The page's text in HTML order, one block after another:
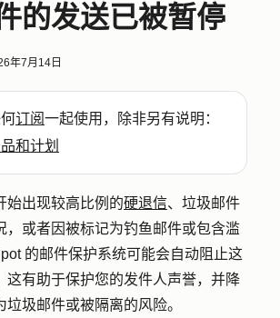
的发送已被暂停
年7月14日
订阅一起使用，除非另有说明：
和计划
始出现较高比例的硬退信、垃圾邮件
，或者因被标记为钓鱼邮件或包含滥
的邮件保护系统可能会自动阻止这
这有助于保护您的发件人声誉，并降
圾邮件或被隔离的风险。